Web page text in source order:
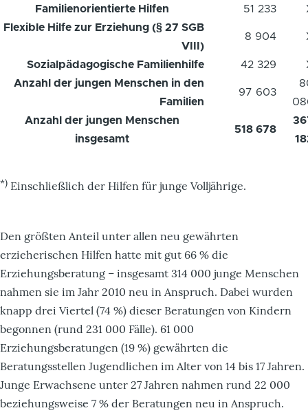
Familienorientierte Hilfen 51 233
Flexible Hilfe zur Erziehung (§ 27 SGB
VIII)
8 904
Sozialpädagogische Familienhilfe 42 329
Anzahl der jungen Menschen in den
Familien
97 603
Anzahl der jungen Menschen
insgesamt
518 678
*) Einschließlich der Hilfen für junge Volljährige.
Den größten Anteil unter allen neu gewährten
erzieherischen Hilfen hatte mit gut 66 % die
Erziehungsberatung – insgesamt 314 000 junge Menschen
nahmen sie im Jahr 2010 neu in Anspruch. Dabei wurden
knapp drei Viertel (74 %) dieser Beratungen von Kindern
begonnen (rund 231 000 Fälle). 61 000
Erziehungsberatungen (19 %) gewährten die
Beratungsstellen Jugendlichen im Alter von 14 bis 17 Jahren.
Junge Erwachsene unter 27 Jahren nahmen rund 22 000
beziehungsweise 7 % der Beratungen neu in Anspruch.